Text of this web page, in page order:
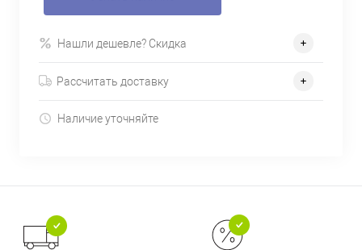
Нашли дешевле? Скидка
Рассчитать доставку
Наличие уточняйте